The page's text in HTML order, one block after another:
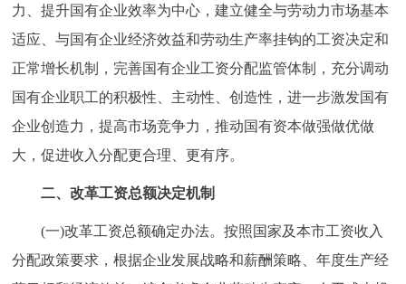
绿色北京 图说北京 视频北京
多语种
ENGLISH 한국어 日本語
DEUTSCH FRANÇAIS
ESPAÑOL العربية PORTUGUÊS
力、提升国有企业效率为中心，建立健全与劳动力市场基本
适应、与国有企业经济效益和劳动生产率挂钩的工资决定和
正常增长机制，完善国有企业工资分配监管体制，充分调动
国有企业职工的积极性、主动性、创造性，进一步激发国有
企业创造力，提高市场竞争力，推动国有资本做强做优做
大，促进收入分配更合理、更有序。
二、改革工资总额决定机制
(一)改革工资总额确定办法。按照国家及本市工资收入
分配政策要求，根据企业发展战略和薪酬策略、年度生产经